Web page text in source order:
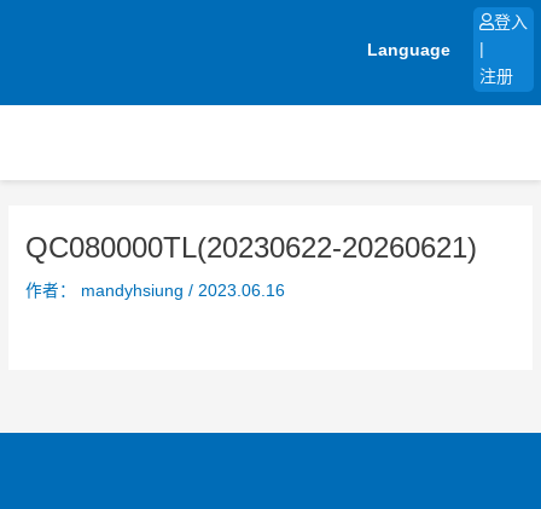
Language
登入
注册
QC080000TL(20230622-20260621)
作者： mandyhsiung/ 2023.06.16